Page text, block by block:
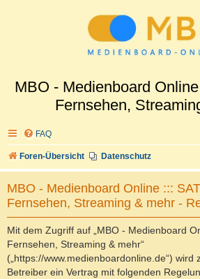
MBO - Medienboard
Fernsehen,
FAQ
Foren-Übersicht Datenschutz
MBO - Medienboard Online :::
Fernsehen, Streaming & mehr -
Mit dem Zugriff auf „MBO - Medienboard
Fernsehen, Streaming & mehr“
(„https://www.medienboardonline.de“) wird
Betreiber ein Vertrag mit folgenden